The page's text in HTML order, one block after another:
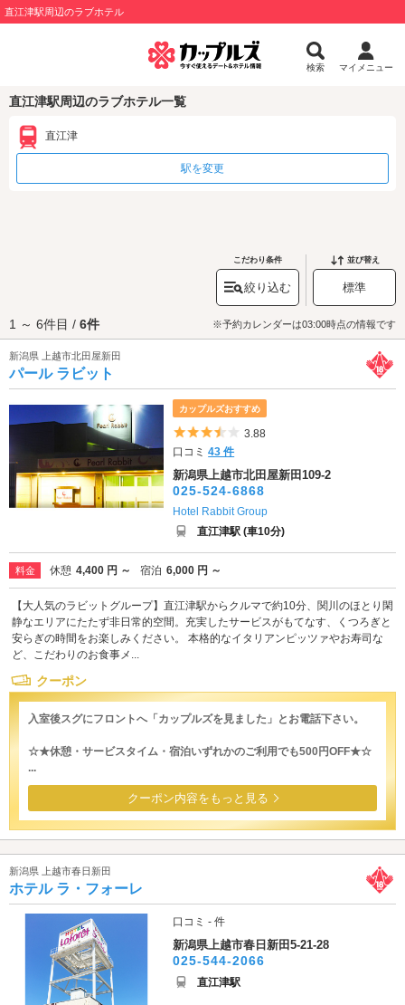
直江津駅周辺のラブホテル
検索 マイメニュー
直江津駅周辺のラブホテル一覧
直江津
駅を変更
こだわり条件
絞り込む
並び替え
標準
1 ～ 6件目 / 6件 ※予約カレンダーは03:00時点の情報です
新潟県 上越市北田屋新田
パール ラビット
カップルズおすすめ
5つ星のうち3.5
3.88
口コミ43 件
新潟県上越市北田屋新田109-2
025-524-6868
Hotel Rabbit Group
直江津駅 (車10分)
料金 休憩 4,400 円 ～ 宿泊 6,000 円 ～
【大人気のラビットグループ】直江津駅からクルマで約10分、関川のほとり閑
静なエリアにたたず非日常的空間。充実したサービスがもてなす、くつろぎと
安らぎの時間をお楽しみください。 本格的なイタリアンピッツァやお寿司な
ど、こだわりのお食事メ...
クーポン
入室後スグにフロントへ「カップルズを見ました」とお電話下さい。
☆★休憩・サービスタイム・宿泊いずれかのご利用でも500円OFF★☆
...
クーポン内容をもっと見る
新潟県 上越市春日新田
ホテル ラ・フォーレ
口コミ - 件
新潟県上越市春日新田5-21-28
025-544-2066
直江津駅